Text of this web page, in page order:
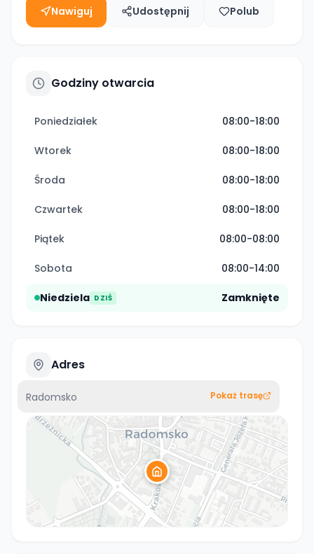
Nawiguj Udostępnij Polub
Godziny otwarcia
Poniedziałek 08:00-18:00
Wtorek 08:00-18:00
Środa 08:00-18:00
Czwartek 08:00-18:00
Piątek 08:00-08:00
Sobota 08:00-14:00
Niedziela DZIŚ Zamknięte
Adres
Radomsko Pokaż trasę